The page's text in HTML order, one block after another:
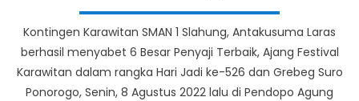
Kontingen Karawitan SMAN 1 Slahung, Antakusuma Laras
berhasil menyabet 6 Besar Penyaji Terbaik, Ajang Festival
Karawitan dalam rangka Hari Jadi ke-526 dan Grebeg Suro
Ponorogo, Senin, 8 Agustus 2022 lalu di Pendopo Agung